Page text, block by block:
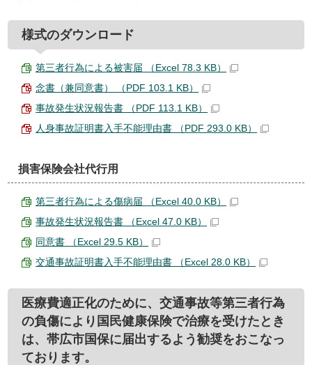
様式のダウンロード
第三者行為による被害届 （Excel 78.3 KB）
念書（兼同意書） （PDF 103.1 KB）
事故発生状況報告書 （PDF 113.1 KB）
人身事故証明書入手不能理由書 （PDF 293.0 KB）
損害保険会社代行用
第三者行為による傷病届 （Excel 40.0 KB）
事故発生状況報告書 （Excel 47.0 KB）
同意書 （Excel 29.5 KB）
交通事故証明書入手不能理由書 （Excel 28.0 KB）
医療費適正化のために、交通事故等第三者行為
の負傷により国民健康保険で治療を受けたとき
は、帯広市国保に届出するよう勧奨をおこなっ
ております。